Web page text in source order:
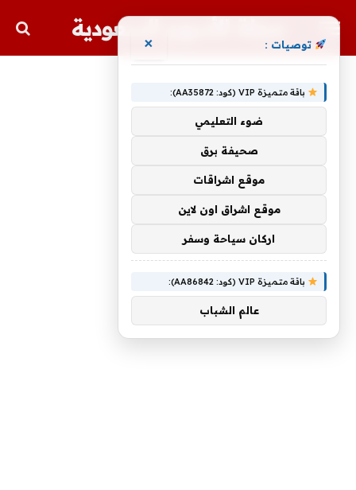
مجلة الأسهم السعودية
توصيات : ×
باقة متميزة VIP (كود: AA35872):
ضوء التعليمي
صحيفة برق
موقع اشراقات
موقع اشراق اون لاين
اركان سياحة وسفر
باقة متميزة VIP (كود: AA86842):
عالم الشباب